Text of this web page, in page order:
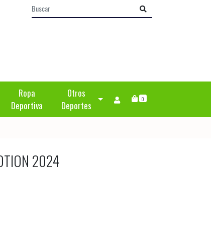
Ropa
Deportiva
Otros
Deportes
0
2024